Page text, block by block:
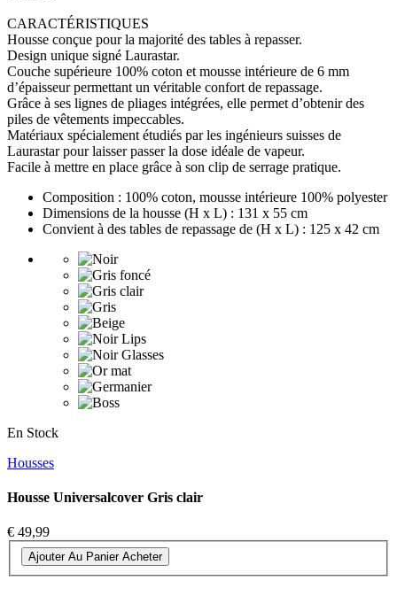
CARACTÉRISTIQUES
Housse conçue pour la majorité des tables à repasser.
Design unique signé Laurastar.
Couche supérieure 100% coton et mousse intérieure de 6 mm
d’épaisseur permettant un véritable confort de repassage.
Grâce à ses lignes de pliages intégrées, elle permet d’obtenir des
piles de vêtements impeccables.
Matériaux spécialement étudiés par les ingénieurs suisses de
Laurastar pour laisser passer la dose idéale de vapeur.
Facile à mettre en place grâce à son clip de serrage pratique.
Composition : 100% coton, mousse intérieure 100% polyester
Dimensions de la housse (H x L) : 131 x 55 cm
Convient à des tables de repassage de (H x L) : 125 x 42 cm
En Stock
Housses
Housse Universalcover Gris clair
€ 49,99
Ajouter Au Panier Acheter